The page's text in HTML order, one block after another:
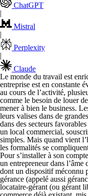
ChatGPT
|
Mistral
|
Perplexity
|
Claude
Le monde du travail est
entreprise est en constante
au cours de l’activité,
comme le besoin de louer
mener à bien le business.
leurs valises dans de
dans des secteurs
un local commercial,
simples. Mais quand vient
les formalités se
Pour s’installer à son
un entrepreneur dans
dont un dispositif méconnu
gérance (appelé aussi
locataire-gérant (ou gérant